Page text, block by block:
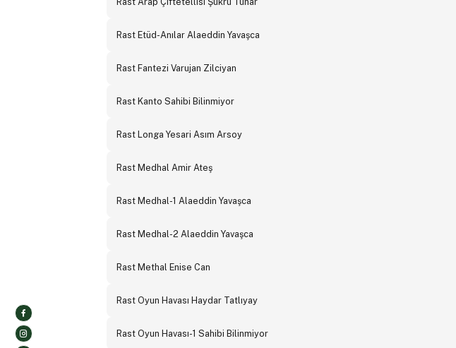
Rast Etüd-Anılar Alaeddin Yavaşca
Rast Fantezi Varujan Zilciyan
Rast Kanto Sahibi Bilinmiyor
Rast Longa Yesari Asım Arsoy
Rast Medhal Amir Ateş
Rast Medhal-1 Alaeddin Yavaşca
Rast Medhal-2 Alaeddin Yavaşca
Rast Methal Enise Can
Rast Oyun Havası Haydar Tatlıyay
Rast Oyun Havası-1 Sahibi Bilinmiyor